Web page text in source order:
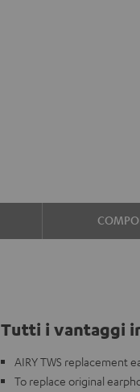
Tutti i vantaggi
AIRY TWS replacement
To replace original